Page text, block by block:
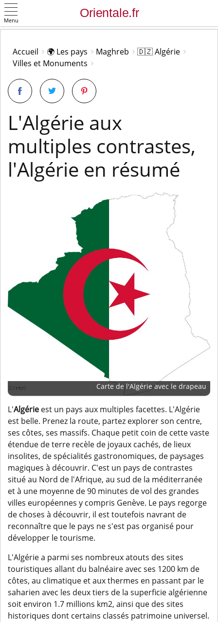
Menu
Accueil 🌍 Les pays Maghreb
🇩🇿 Algérie
Villes et Monuments
L'Algérie aux
multiples contrastes,
l'Algérie en résumé
Carte de l'Algérie avec le drapeau
L'Algérie est un pays aux multiples facettes. L'Algérie
est belle. Prenez la route, partez explorer son centre,
ses côtes, ses massifs. Chaque petit coin de cette vaste
étendue de terre recèle de joyaux cachés, de lieux
insolites, de spécialités gastronomiques, de paysages
magiques à découvrir. C'est un pays de contrastes
situé au Nord de l'Afrique, au sud de la méditerranée
et à une moyenne de 90 minutes de vol des grandes
villes européennes y compris Genève. Le pays regorge
de choses à découvrir, il est toutefois navrant de
reconnaître que le pays ne s'est pas organisé pour
développer le tourisme.
L'Algérie a parmi ses nombreux atouts des sites
touristiques allant du balnéaire avec ses 1200 km de
côtes, au climatique et aux thermes en passant par le
saharien avec les deux tiers de la superficie algérienne
soit environ 1.7 millions km2, ainsi que des sites
historiques dont certains classés patrimoine universel.